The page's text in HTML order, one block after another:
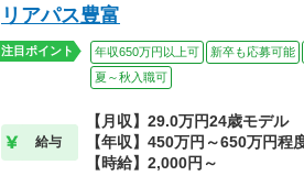
リアパス豊富
注目ポイント 年収650万円以上可 新卒も応募可能
夏～秋入職可
給与
【月収】29.0万円24歳モデル
【年収】450万円～650万円程
【時給】2,000円～